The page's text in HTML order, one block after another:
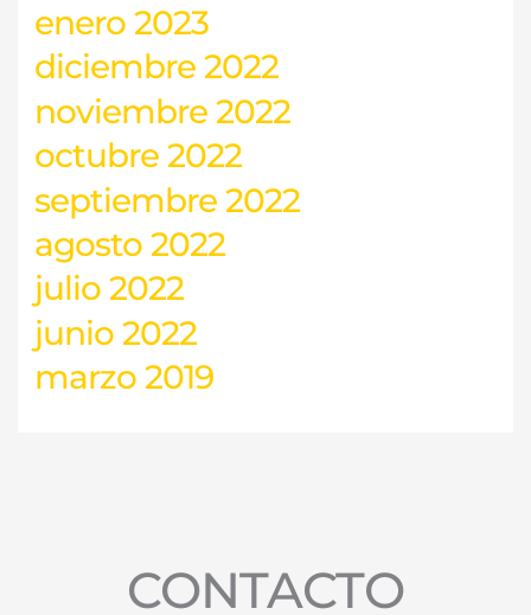
enero 2023
diciembre 2022
noviembre 2022
octubre 2022
septiembre 2022
agosto 2022
julio 2022
junio 2022
marzo 2019
CONTACTO